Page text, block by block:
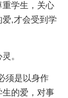
学生，关心
,才会受到学
。
须是以身作
生的爱，对事